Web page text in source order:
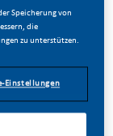
Speicherung von
die
zu unterstützen.
Einstellungen